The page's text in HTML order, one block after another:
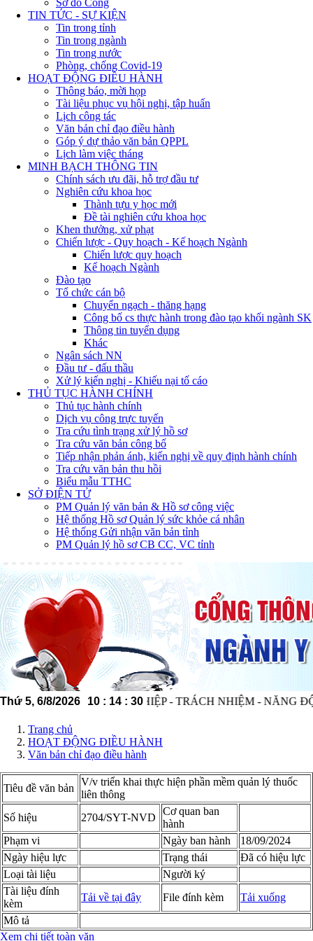
Sơ đồ Cổng
TIN TỨC - SỰ KIỆN
Tin trong tỉnh
Tin trong ngành
Tin trong nước
Phòng, chống Covid-19
HOẠT ĐỘNG ĐIỀU HÀNH
Thông báo, mời họp
Tài liệu phục vụ hội nghị, tập huấn
Lịch công tác
Văn bản chỉ đạo điều hành
Góp ý dự thảo văn bản QPPL
Lịch làm việc tháng
MINH BẠCH THÔNG TIN
Chính sách ưu đãi, hỗ trợ đầu tư
Nghiên cứu khoa học
Thành tựu y học mới
Đề tài nghiên cứu khoa học
Khen thưởng, xử phạt
Chiến lược - Quy hoạch - Kế hoạch Ngành
Chiến lược quy hoạch
Kế hoạch Ngành
Đào tạo
Tổ chức cán bộ
Chuyển ngạch - thăng hạng
Công bố cs thực hành trong đào tạo khối ngành SK
Thông tin tuyển dụng
Khác
Ngân sách NN
Đầu tư - đấu thầu
Xử lý kiến nghị - Khiếu nại tố cáo
THỦ TỤC HÀNH CHÍNH
Thủ tục hành chính
Dịch vụ công trực tuyến
Tra cứu tình trạng xử lý hồ sơ
Tra cứu văn bản công bố
Tiếp nhận phản ánh, kiến nghị về quy định hành chính
Tra cứu văn bản thu hồi
Biểu mẫu TTHC
SỞ ĐIỆN TỬ
PM Quản lý văn bản & Hồ sơ công việc
Hệ thống Hồ sơ Quản lý sức khỏe cá nhân
Hệ thống Gửi nhận văn bản tỉnh
PM Quản lý hồ sơ CB CC, VC tỉnh
Thứ 5, 6/8/2026 10 : 14 : 30
CHUYÊN NGHIỆP - TRÁCH NHIỆM - NĂNG
Trang chủ
HOẠT ĐỘNG ĐIỀU HÀNH
Văn bản chỉ đạo điều hành
Tiêu đề văn bản
V/v triển khai thực hiện phần mềm quản lý thuốc
liên thông
Số hiệu
2704/SYT-NVD
Cơ quan ban
hành
Phạm vi
Ngày ban hành
18/09/2024
Ngày hiệu lực
Trạng thái
Đã có hiệu lực
Loại tài liệu
Người ký
Tài liệu đính
kèm
Tải về tại đây File đính kèm
Tải xuống
Mô tả
Xem chi tiết toàn văn